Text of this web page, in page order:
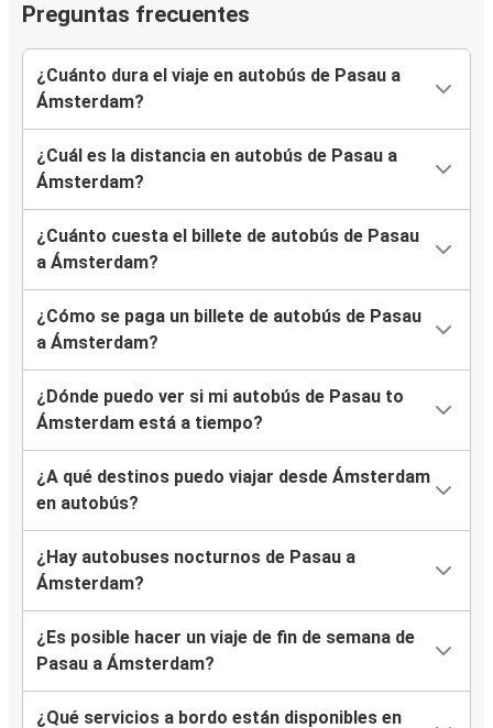
Preguntas frecuentes
¿Cuánto dura el viaje en autobús de Pasau a
Ámsterdam?
¿Cuál es la distancia en autobús de Pasau a
Ámsterdam?
¿Cuánto cuesta el billete de autobús de Pasau
a Ámsterdam?
¿Cómo se paga un billete de autobús de Pasau
a Ámsterdam?
¿Dónde puedo ver si mi autobús de Pasau to
Ámsterdam está a tiempo?
¿A qué destinos puedo viajar desde Ámsterdam
en autobús?
¿Hay autobuses nocturnos de Pasau a
Ámsterdam?
¿Es posible hacer un viaje de fin de semana de
Pasau a Ámsterdam?
¿Qué servicios a bordo están disponibles en